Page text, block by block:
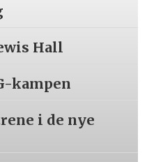
Hall
kampen
i de nye